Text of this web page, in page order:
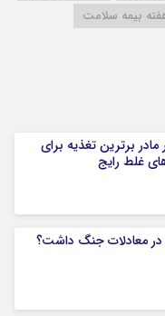
بیمه سلامت
برترین تغذیه برای
غلط رایج
تاثیری در معادلات جنگ داشت؟